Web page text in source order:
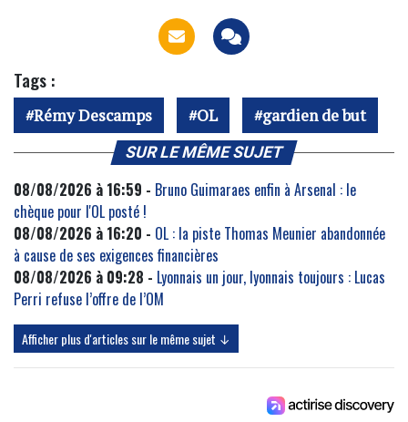
Tags :
Rémy Descamps OL gardien de but
SUR LE MÊME SUJET
08/08/2026 à 16:59 - Bruno Guimaraes enfin à Arsenal : le
chèque pour l'OL posté !
08/08/2026 à 16:20 - OL : la piste Thomas Meunier abandonnée
à cause de ses exigences financières
08/08/2026 à 09:28 - Lyonnais un jour, lyonnais toujours : Lucas
Perri refuse l’offre de l’OM
Afficher plus d'articles sur le même sujet ↓